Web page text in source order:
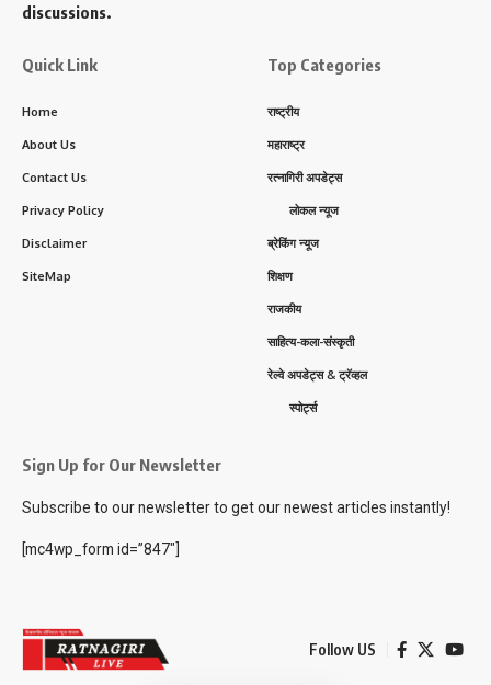
discussions.
Quick Link
Home
About Us
Contact Us
Privacy Policy
Disclaimer
SiteMap
Top Categories
राष्ट्रीय
महाराष्ट्र
रत्नागिरी अपडेट्स
लोकल न्यूज
ब्रेकिंग न्यूज
शिक्षण
राजकीय
साहित्य-कला-संस्कृती
रेल्वे अपडेट्स & ट्रॅव्हल
स्पोर्ट्स
Sign Up for Our Newsletter
Subscribe to our newsletter to get our newest articles instantly!
[mc4wp_form id=”847″]
Follow US